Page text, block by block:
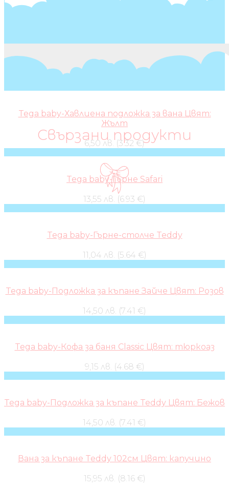
Свързани продукти
Tega baby-Хавлиена подложка за вана Цвят:
Жълт
6,50 лв. (3.32 €)
Tega baby-Гърне Safari
13,55 лв. (6.93 €)
Tega baby-Гърне-столче Teddy
11,04 лв. (5.64 €)
Tega baby-Подложка за къпане Зайче Цвят: Розов
14,50 лв. (7.41 €)
Tega baby-Кофа за баня Classic Цвят: тюркоаз
9,15 лв. (4.68 €)
Tega baby-Подложка за къпане Teddy Цвят: Бежов
14,50 лв. (7.41 €)
Вана за къпане Teddy 102см Цвят: капучино
15,95 лв. (8.16 €)